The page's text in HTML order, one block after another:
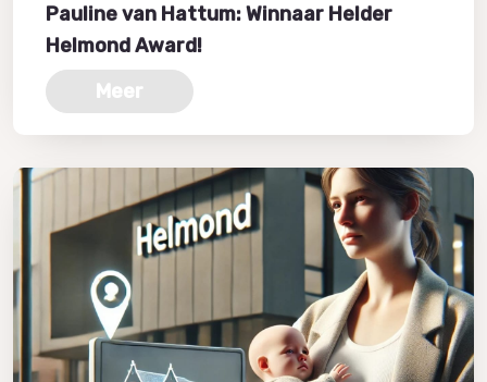
Pauline van Hattum: Winnaar Helder
Helmond Award!
Meer